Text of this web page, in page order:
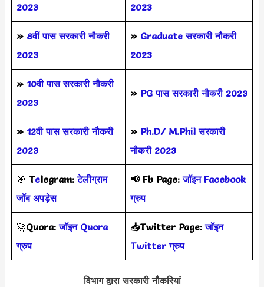
2023
2023
» 8वीं पास सरकारी नौकरी
2023
» Graduate सरकारी नौकरी
2023
» 10वी पास सरकारी नौकरी
2023
» PG पास सरकारी नौकरी 2023
» 12वी पास सरकारी नौकरी
2023
» Ph.D/ M.Phil सरकारी
नौकरी 2023
🎯 Telegram: टेलीग्राम
जॉब अपड़ेस
📢 Fb Page:जॉइन Facebook
ग्रुप
🚀Quora:जॉइन Quora
ग्रुप
📥Twitter Page:जॉइन
Twitter ग्रुप
विभाग द्वारा सरकारी नौकरियां